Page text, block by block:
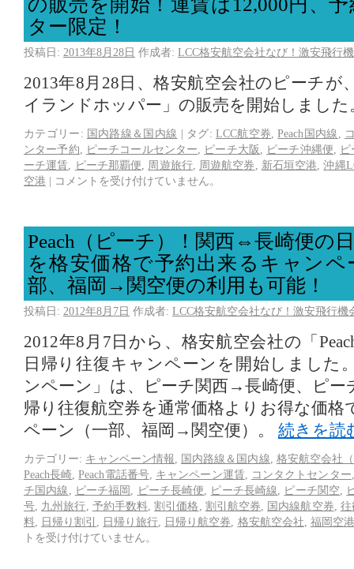
の販売を開始！運賃は12,000円、
ター限定！
投稿日: 2013年8月28日 作成者: LCC格安航空会社なび！激安飛行
2013年8月28日、格安航空会社のピーチが
イランドホッパー」の販売を開始しまし
カテゴリー: 国内路線＆国内線 | タグ: LCC航空券 ,Peach国内線
ンター予約
ピーチコールセンター ピーチ大阪 ピーチ沖縄便
ーチ運賃
ピーチ那覇便 周遊旅行, 周遊航空券 新石垣空港 ,沖縄
空港 | コメントを受け付けていません。
Peach（ピーチ）！関西⇔長崎便の
を格安価格で予約出来るキャンペ
部、福岡→関空便の利用も可能！
投稿日: 2012年8月7日 作成者: LCC格安航空会社なび！激安飛行機
2012年8月7日から、格安航空会社の「
日帰り往復キャンペーンを開始しました
ンペーン」は、ピーチ関西→長崎便、ピ
帰り往復航空券を通常価格よりお得な価格
ペーン（一部、福岡→関空便）。 続きを読
カテゴリー: キャンペーン情報 国内路線＆国内線 格安航空会社
Peach長崎 ,Peach電話番号, キャンペーン運賃 コンタクトセンター
チ国内線
ピーチ福岡 ピーチ長崎便 ピーチ長崎線 ピーチ関空
号 九州旅行 予約手数料 ,割引価格 割引航空券 国内線航空券 往
料
日帰り割引 日帰り旅行 日帰り航空券 格安航空会社 福岡空港
トを受け付けていません。